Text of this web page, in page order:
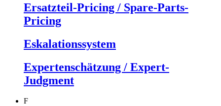
Ersatzteil-Pricing / Spare-Parts-
Pricing
Eskalationssystem
Expertenschätzung / Expert-
Judgment
F